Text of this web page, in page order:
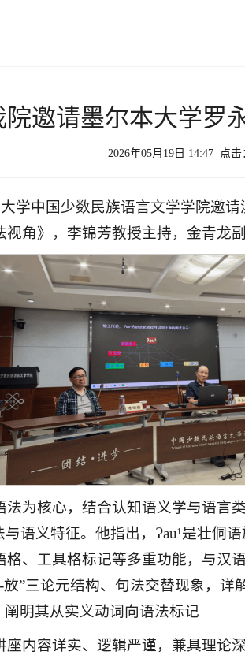
院邀请墨尔本大学罗
2026年05月19日 14:47 点击
学中国少数民族语言文学学院邀
视角》，李锦芳教授主持，金青龙
法为核心，结合认知语义学与语言
与语义特征。他指出，Ɂau¹是壮侗
格、工具格标记等多重功能，与汉
”三论元结构、句法交替现象，
阐明其从实义动词向语法标记
内容详实、逻辑严谨，兼具理论